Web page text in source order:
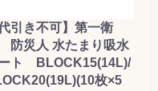
代引き不可】第一衛
災人 水たまり吸水
ト BLOCK15(14L)/
枚×5